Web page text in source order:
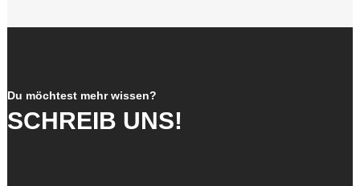
Du möchtest mehr wissen?
SCHREIB UNS!